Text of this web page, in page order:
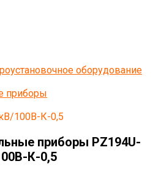
оборудование
приборы
100В-К-0,5
приборы PZ194U-
К-0,5